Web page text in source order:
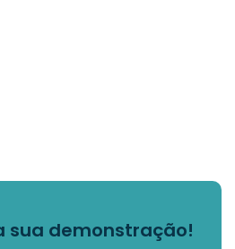
sua demonstração!